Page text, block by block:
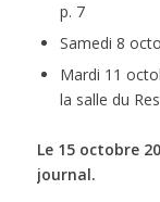
p. 7
Samedi 8
Mardi 11
la salle du
Le 15 octobre
journal.